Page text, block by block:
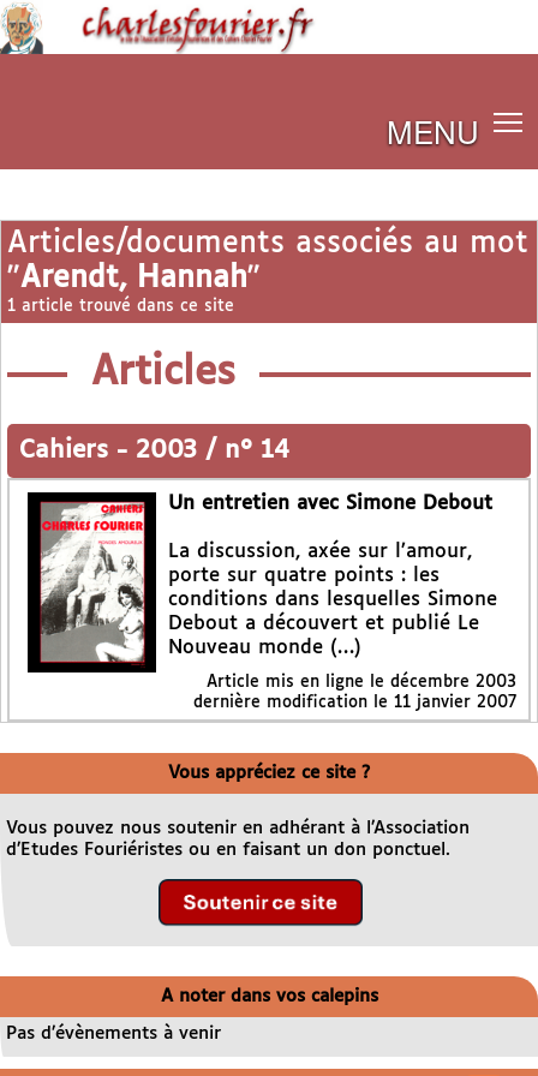
MENU
Articles/documents associés au mot
"Arendt, Hannah"
1 article trouvé dans ce site
Articles
Cahiers - 2003 / n° 14
Un entretien avec Simone Debout
La discussion, axée sur l’amour,
porte sur quatre points : les
conditions dans lesquelles Simone
Debout a découvert et publié Le
Nouveau monde (…)
Article mis en ligne le décembre 2003
dernière modification le 11 janvier 2007
Vous appréciez ce site ?
Vous pouvez nous soutenir en adhérant à l’Association
d’Etudes Fouriéristes ou en faisant un don ponctuel.
A noter dans vos calepins
Pas d’évènements à venir